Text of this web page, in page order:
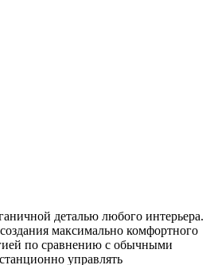
деталью любого интерьера.
максимально комфортного
по сравнению с обычными
управлять